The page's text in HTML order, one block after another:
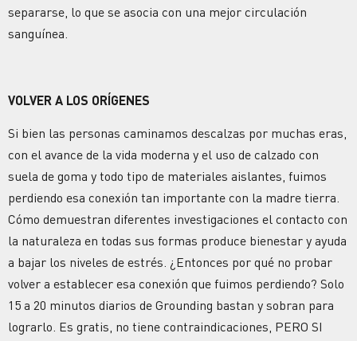
separarse, lo que se asocia con una mejor circulación
sanguínea.
VOLVER A LOS ORÍGENES
Si bien las personas caminamos descalzas por muchas eras,
con el avance de la vida moderna y el uso de calzado con
suela de goma y todo tipo de materiales aislantes, fuimos
perdiendo esa conexión tan importante con la madre tierra.
Cómo demuestran diferentes investigaciones el contacto con
la naturaleza en todas sus formas produce bienestar y ayuda
a bajar los niveles de estrés. ¿Entonces por qué no probar
volver a establecer esa conexión que fuimos perdiendo? Solo
15 a 20 minutos diarios de Grounding bastan y sobran para
lograrlo. Es gratis, no tiene contraindicaciones, PERO SI